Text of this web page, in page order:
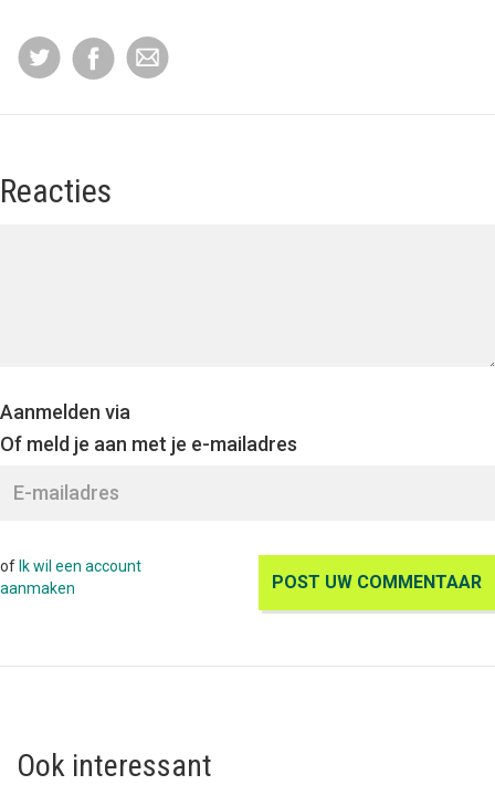
Reacties
Aanmelden via
Of meld je aan met je e-mailadres
of Ik wil een account
aanmaken
Ook interessant